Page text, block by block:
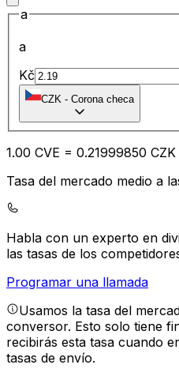
a
a
Kč
CZK - Corona checa
1.00 CVE = 0.21999850 CZK
Tasa del mercado medio a
Habla con un experto en
las tasas de los
Programar una llamada
Usamos la tasa del
conversor. Esto solo tiene
recibirás esta tasa cuando
tasas de envío.